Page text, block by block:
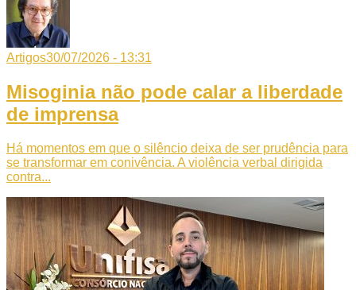
Artigos30/07/2026 - 13:31
Misoginia não pode calar a liberdade
de imprensa
Há momentos em que o silêncio deixa de ser prudência para
se transformar em conivência. A violência verbal dirigida
contra...